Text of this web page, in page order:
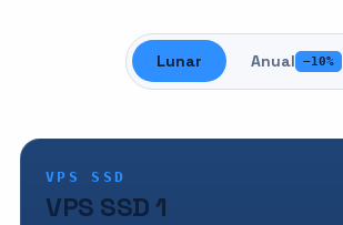
Lunar Anual −10%
VPS SSD
VPS SSD 1